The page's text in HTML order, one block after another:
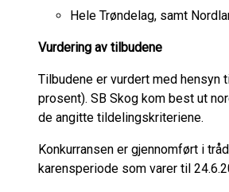
Hele Trøndelag, samt
Vurdering av tilbudene
Tilbudene er vurdert med
prosent). SB Skog kom best ut
de angitte tildelingskriteriene.
Konkurransen er gjennomført i
karensperiode som varer til